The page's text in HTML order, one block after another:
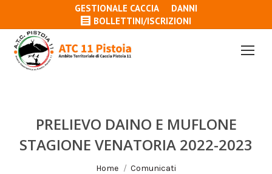
GESTIONALE CACCIA
DANNI
BOLLETTINI/ISCRIZIONI
PRELIEVO DAINO E MUFLONE
STAGIONE VENATORIA 2022-2023
Tu sei qui:
Home Comunicati